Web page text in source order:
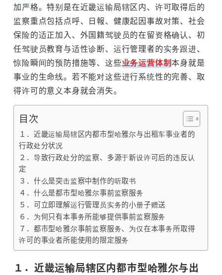
加严格。特别是在近畿运输局辖区内、许可取得后的
监察重点包括点呼、日報、健康起因事故对策、社会
保险的适正加入、外国籍驾驶员的在留资格确认、初
任驾驶员教育与适性诊断、运行管理者的实务跟进、
惊险瞬间的预防措施等、这些业务运营体制本身就是
事业的生命线。若不能对这些进行系统性的完善、取
得许可的意义本身就会消失。
目次
１．近畿运输局辖区内都市型哈雅尔与出租车事业者的
行政处分状况
２．导致行政处分的监察、多源于新设许可后的违反认
定
３．什么是突击监察中制作的听取书
４．什么是都市型哈雅尔事前监察服务
５．可立即理解运行管理员实务的小册子赠送
６．为何只有本事务所能够提供事前监察服务
７．都市型哈雅尔事前监察服务、为仅在本事务所取得
许可的事业者所能使用的限定服务
１．近畿运输局辖区内都市型哈雅尔与出